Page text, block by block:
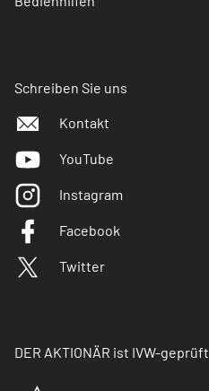
Schreiben Sie uns
Kontakt
YouTube
Instagram
Facebook
Twitter
DER AKTIONÄR ist IVW-geprüft